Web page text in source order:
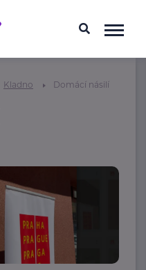
Kladno Domácí násilí